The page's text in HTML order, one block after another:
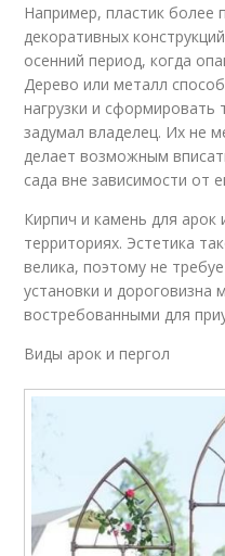
Например, пластик более
декоративных
осенний период, когда
Дерево или металл
нагрузки и сформировать
задумал владелец. Их не
делает возможным
сада вне зависимости от
Кирпич и камень для арок
территориях. Эстетика
велика, поэтому не
установки и дороговизна
востребованными для
Виды арок и пергол